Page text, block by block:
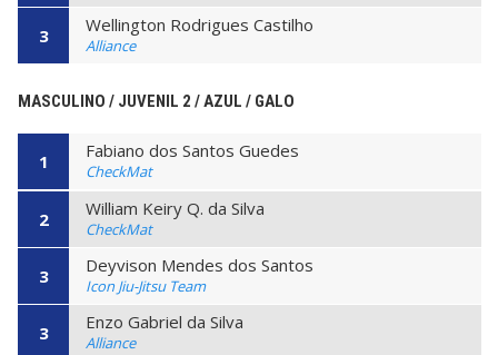
3 Wellington Rodrigues Castilho
Alliance
MASCULINO / JUVENIL 2 / AZUL / GALO
1 Fabiano dos Santos Guedes
CheckMat
2 William Keiry Q. da Silva
CheckMat
3 Deyvison Mendes dos Santos
Icon Jiu-Jitsu Team
3 Enzo Gabriel da Silva
Alliance